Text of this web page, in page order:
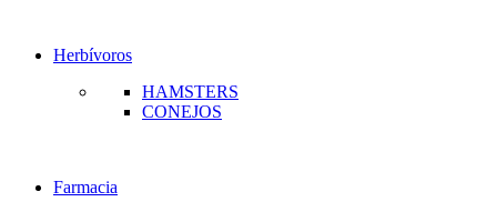
Herbívoros
HAMSTERS
CONEJOS
Farmacia